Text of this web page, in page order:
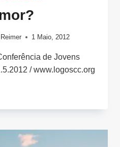
1 Maio, 2012
de Jovens
/ www.logoscc.org